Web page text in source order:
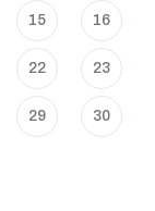
15 16
22 23
29 30